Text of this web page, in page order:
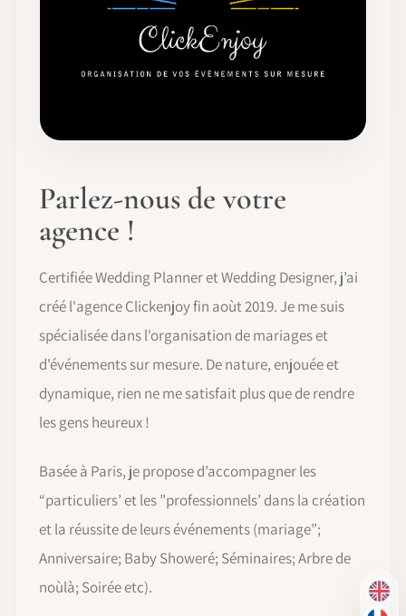
EN
Parlez-nous de votre
agence !
Certifiée Wedding Planner et Wedding Designer, j’ai
créé l'agence Clickenjoy fin aoùt 2019. Je me suis
spécialisée dans l'organisation de mariages et
d'événements sur mesure. De nature, enjouée et
dynamique, rien ne me satisfait plus que de rendre
les gens heureux !
Basée à Paris, je propose d’accompagner les
“particuliers’ et les ”professionnels’ dans la création
et la réussite de leurs événements (mariage”;
Anniversaire; Baby Showeré; Séminaires; Arbre de
noùlà; Soirée etc).